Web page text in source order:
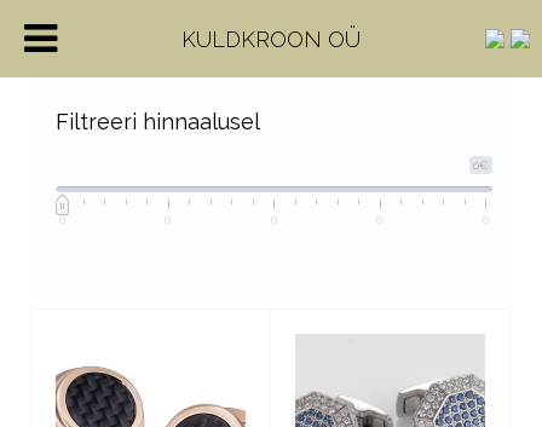
Filtreeri hinnaalusel
0€
0 0 0 0 0
KULDKROON OÜ